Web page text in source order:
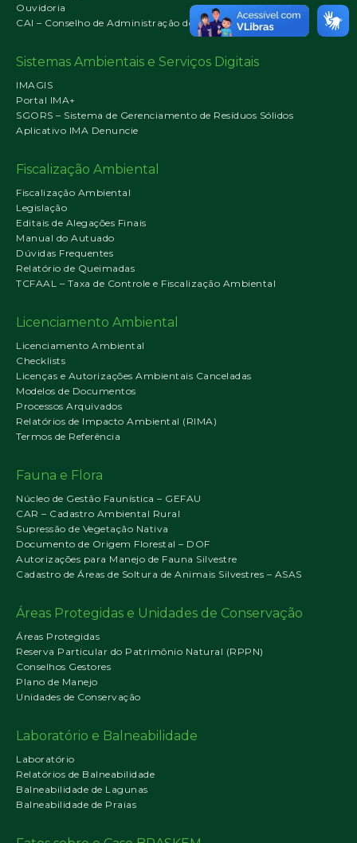
Ouvidoria
CAI – Conselho de Administração do IMA
Sistemas Ambientais e Serviços Digitais
IMAGIS
Portal IMA+
SGORS – Sistema de Gerenciamento de Resíduos Sólidos
Aplicativo IMA Denuncie
Fiscalização Ambiental
Fiscalização Ambiental
Legislação
Editais de Alegações Finais
Manual do Autuado
Dúvidas Frequentes
Relatório de Queimadas
TCFAAL – Taxa de Controle e Fiscalização Ambiental
Licenciamento Ambiental
Licenciamento Ambiental
Checklists
Licenças e Autorizações Ambientais Canceladas
Modelos de Documentos
Processos Arquivados
Relatórios de Impacto Ambiental (RIMA)
Termos de Referência
Fauna e Flora
Núcleo de Gestão Faunística – GEFAU
CAR – Cadastro Ambiental Rural
Supressão de Vegetação Nativa
Documento de Origem Florestal – DOF
Autorizações para Manejo de Fauna Silvestre
Cadastro de Áreas de Soltura de Animais Silvestres – ASAS
Áreas Protegidas e Unidades de Conservação
Áreas Protegidas
Reserva Particular do Patrimônio Natural (RPPN)
Conselhos Gestores
Plano de Manejo
Unidades de Conservação
Laboratório e Balneabilidade
Laboratório
Relatórios de Balneabilidade
Balneabilidade de Lagunas
Balneabilidade de Praias